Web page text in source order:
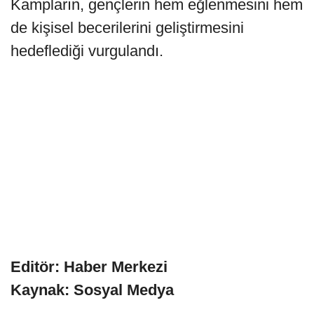
Kampların, gençlerin hem eğlenmesini hem
de kişisel becerilerini geliştirmesini
hedeflediği vurgulandı.
Editör: Haber Merkezi
Kaynak: Sosyal Medya